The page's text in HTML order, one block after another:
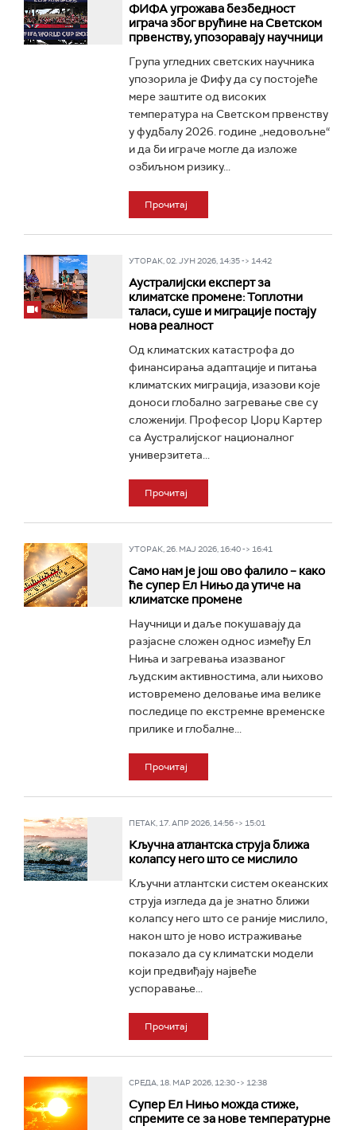
ФИФА угрожава безбедност
играча због врућине на Светском
првенству, упозоравају научници
Група угледних светских научника
упозорила је Фифу да су постојеће
мере заштите од високих
температура на Светском првенству
у фудбалу 2026. године „недовољне“
и да би играче могле да изложе
озбиљном ризику...
Прочитај
УТОРАК, 02. ЈУН 2026, 14:35 -> 14:42
Аустралијски експерт за
климатске промене: Топлотни
таласи, суше и миграције постају
нова реалност
Од климатских катастрофа до
финансирања адаптације и питања
климатских миграција, изазови које
доноси глобално загревање све су
сложенији. Професор Џорџ Картер
са Аустралијског националног
универзитета...
Прочитај
УТОРАК, 26. МАЈ 2026, 16:40 -> 16:41
Само нам је још ово фалило – како
ће супер Ел Нињо да утиче на
климатске промене
Научници и даље покушавају да
разјасне сложен однос између Ел
Ниња и загревања изазваног
људским активностима, али њихово
истовремено деловање има велике
последице по екстремне временске
прилике и глобалне...
Прочитај
ПЕТАК, 17. АПР 2026, 14:56 -> 15:01
Кључна атлантска струја ближа
колапсу него што се мислило
Кључни атлантски систем океанских
струја изгледа да је знатно ближи
колапсу него што се раније мислило,
након што је ново истраживање
показало да су климатски модели
који предвиђају највеће
успоравање...
Прочитај
СРЕДА, 18. МАР 2026, 12:30 -> 12:38
Супер Ел Нињо можда стиже,
спремите се за нове температурне